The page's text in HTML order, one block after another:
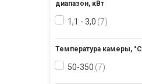
диапазон, кВт
1,1 - 3,0 7
Температура камеры, °С
50-350 7